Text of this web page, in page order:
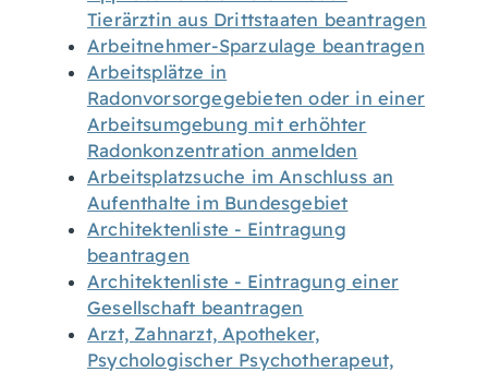
Tierärztin aus Drittstaaten beantragen
Arbeitnehmer-Sparzulage beantragen
Arbeitsplätze in
Radonvorsorgegebieten oder in einer
Arbeitsumgebung mit erhöhter
Radonkonzentration anmelden
Arbeitsplatzsuche im Anschluss an
Aufenthalte im Bundesgebiet
Architektenliste - Eintragung
beantragen
Architektenliste - Eintragung einer
Gesellschaft beantragen
Arzt, Zahnarzt, Apotheker,
Psychologischer Psychotherapeut,